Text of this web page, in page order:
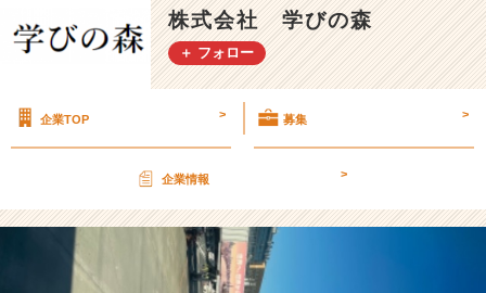
向
け
て
ぱ
ー
【株
式
会
社
株式会社 学びの森
＋ フォロー
企業TOP > 募集 >
企業情報 >